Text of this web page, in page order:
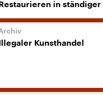
Restaurieren in
Illegaler Kunsthandel